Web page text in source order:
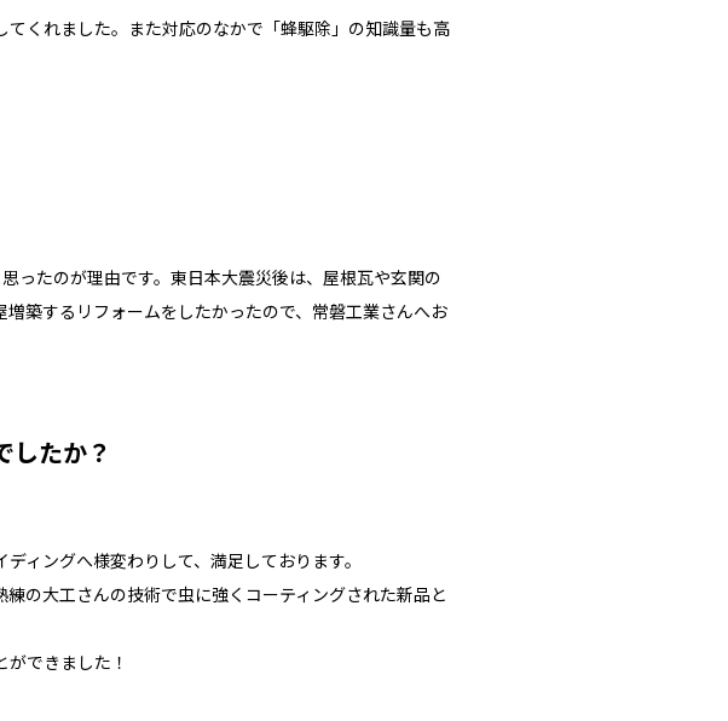
くれました。また対応のなかで「蜂駆除」の知識量も高
ったのが理由です。東日本大震災後は、屋根瓦や玄関の
築するリフォームをしたかったので、常磐工業さんへお
したか？
ィングへ様変わりして、満足しております。
の大工さんの技術で虫に強くコーティングされた新品と
できました！